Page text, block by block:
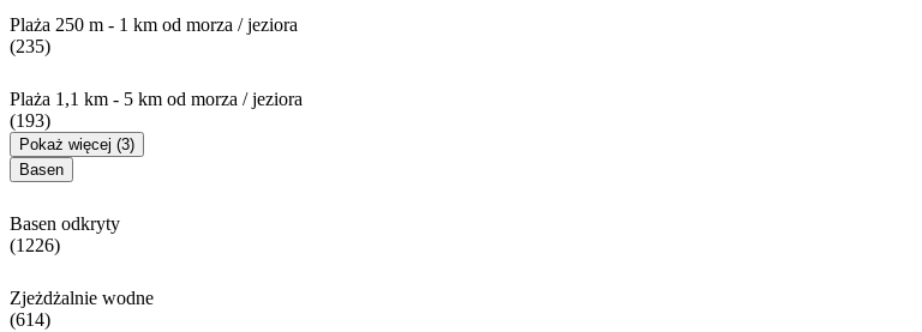
Plaża 250 m - 1 km od morza / jeziora
(235)
Plaża 1,1 km - 5 km od morza / jeziora
(193)
Pokaż więcej (3)
Basen
Basen odkryty
(1226)
Zjeżdżalnie wodne
(614)